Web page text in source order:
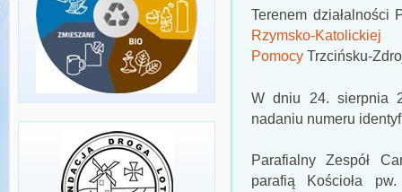
Terenem działalności
Rzymsko-
Pomocy Trzcińsku-
W dniu 24. sierpnia
nadaniu numeru
Parafialny Zespół
parafią Kościoła